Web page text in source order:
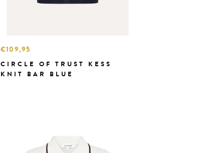
€109,95
CIRCLE OF TRUST KESS
KNIT BAR BLUE